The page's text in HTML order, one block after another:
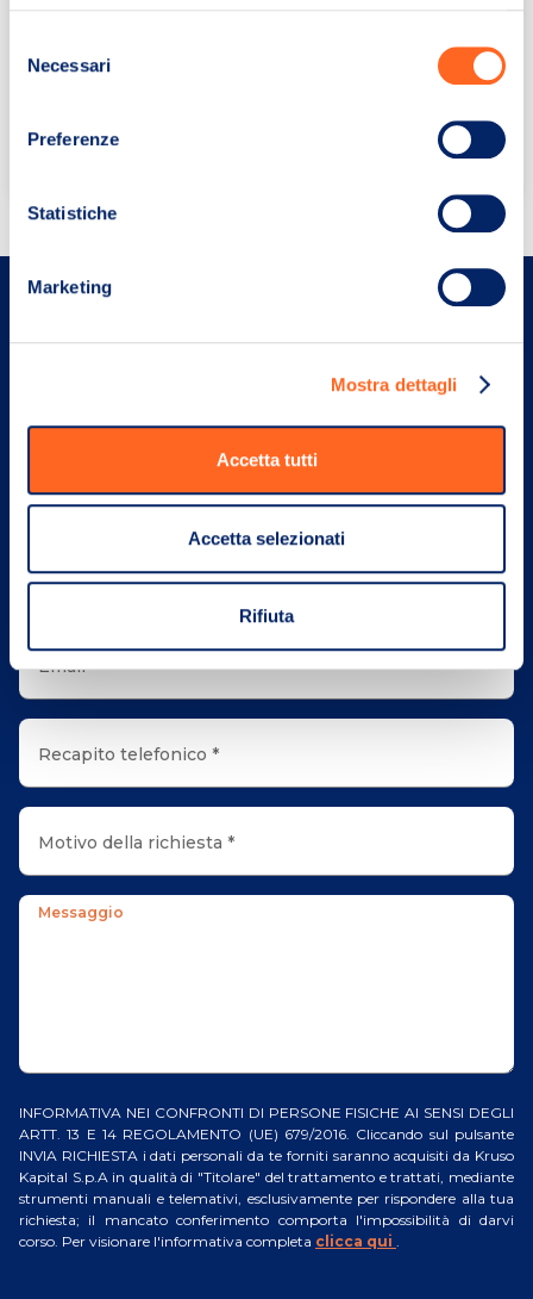
delNecessari
Preferenze
Statistiche
Marketing
Mostra dettagli
Accetta tutti
Accetta selezionati
Rifiuta
dalle 8:30 alle 13:45 e dalle 15:00 alle 16:15
dalle 8:30 alle 13:30 e dalle 14:45 alle 15:45
Riservatezza e sicurezza sono i nostri elementi
Nome *
Cognome *
Email *
Recapito telefonico *
Motivo della richiesta *
Messaggio
INFORMATIVA NEI CONFRONTI DI PERSONE FISICHE AI SENSI DEGLI
ARTT. 13 E 14 REGOLAMENTO (UE) 679/2016. Cliccando sul pulsante
INVIA RICHIESTA i dati personali da te forniti saranno acquisiti da Kruso
Kapital S.p.A in qualità di "Titolare" del trattamento e trattati, mediante
strumenti manuali e telemativi, esclusivamente per rispondere alla tua
richiesta; il mancato conferimento comporta l'impossibilità di darvi
corso. Per visionare l'informativa completa clicca qui .